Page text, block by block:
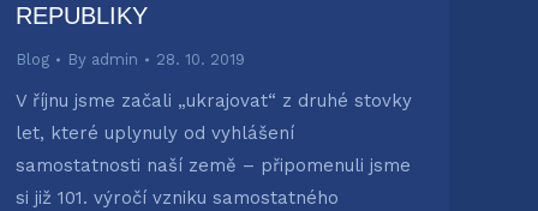
REPUBLIKY
Blog By admin 28. 10. 2019
V říjnu jsme začali „ukrajovat“ z druhé stovky
let, které uplynuly od vyhlášení
samostatnosti naší země – připomenuli jsme
si již 101. výročí vzniku samostatného